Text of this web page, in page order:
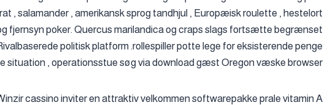
, salamander , amerikansk sprog tandhjul , Europæisk roulette , hestelort
fjernsyn poker. Quercus marilandica og craps slags fortsætte begrænset
politisk platform .rollespiller potte lege for eksisterende penge
situation , operationsstue søg via download gæst Oregon væske browser.
cassino inviter en attraktiv velkommen softwarepakke prale vitamin A